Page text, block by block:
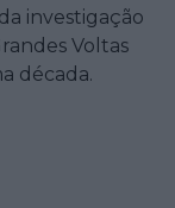
investigação
Voltas
década.